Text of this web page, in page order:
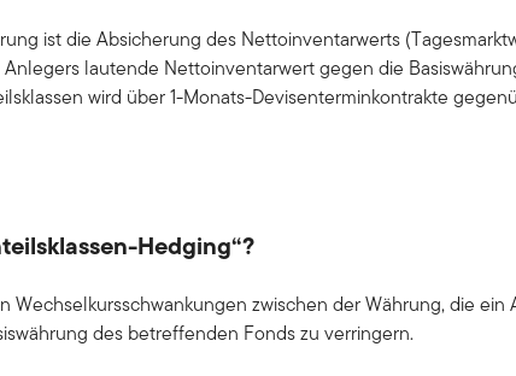
ist die Absicherung des Nettoinventarwerts
lautende Nettoinventarwert gegen die
wird über 1-Monats-Devisenterminkontrakte
Hedging“?
Wechselkursschwankungen zwischen der Währung, die ein
des betreffenden Fonds zu verringern.